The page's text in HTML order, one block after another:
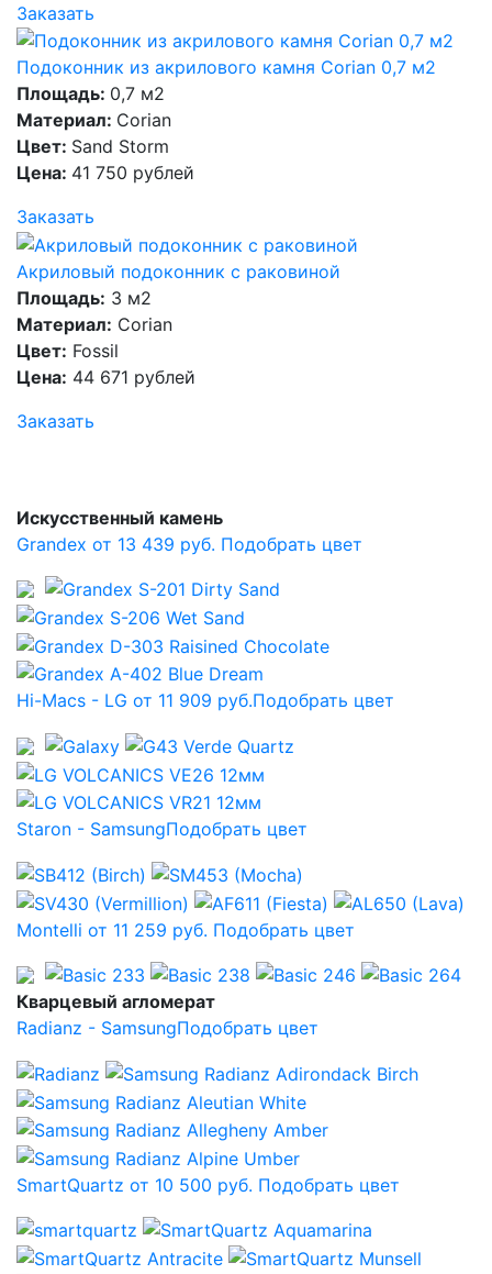
Заказать
Подоконник из акрилового камня Corian 0,7 м2
Площадь: 0,7 м2
Материал: Corian
Цвет: Sand Storm
Цена: 41 750 рублей
Заказать
Акриловый подоконник с раковиной
Площадь: 3 м2
Материал: Corian
Цвет: Fossil
Цена: 44 671 рублей
Заказать
Искусственный камень
Grandex от 13 439 руб. Подобрать цвет
Hi-Macs - LG от 11 909 руб.Подобрать цвет
Staron - SamsungПодобрать цвет
Montelli от 11 259 руб. Подобрать цвет
Кварцевый агломерат
Radianz - SamsungПодобрать цвет
SmartQuartz от 10 500 руб. Подобрать цвет